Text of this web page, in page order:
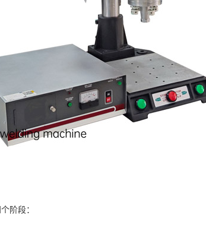
阶段：